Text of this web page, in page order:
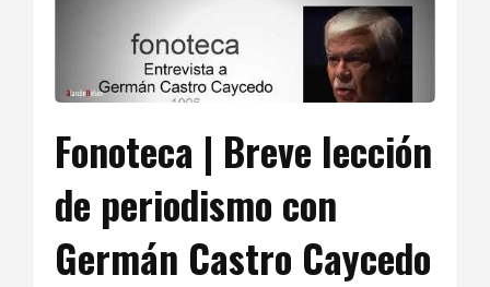
Fonoteca | Breve lección
de periodismo con
Germán Castro Caycedo